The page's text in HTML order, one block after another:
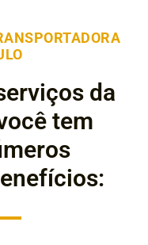
da
tem